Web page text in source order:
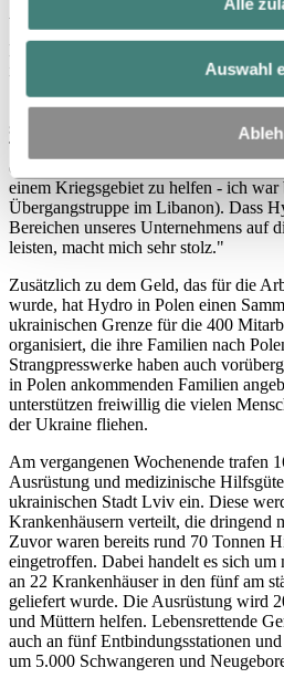
Auswahl
Aasheim.
Die Mitarbeiter wurden aufgefordert,
ihres Gehalts zu spenden, um die
"Die Reaktion unserer Kollegen
solidarisch mit Menschen in Not
Tor Egil Skulstad, leitender
des EBR von Hydro. "Ich weiß, wie
einem Kriegsgebiet zu helfen - ich
Übergangstruppe im Libanon). Dass
Bereichen unseres Unternehmens auf
leisten, macht mich sehr stolz."
Zusätzlich zu dem Geld, das für die
wurde, hat Hydro in Polen einen
ukrainischen Grenze für die 400
organisiert, die ihre Familien nach
Strangpresswerke haben auch
in Polen ankommenden Familien
unterstützen freiwillig die vielen
der Ukraine fliehen.
Am vergangenen Wochenende trafen
Ausrüstung und medizinische
ukrainischen Stadt Lviv ein. Diese
Krankenhäusern verteilt, die dringend
Zuvor waren bereits rund 70 Tonnen
eingetroffen. Dabei handelt es sich
an 22 Krankenhäuser in den fünf am
geliefert wurde. Die Ausrüstung wird
und Müttern helfen. Lebensrettende
auch an fünf Entbindungsstationen
um 5.000 Schwangeren und